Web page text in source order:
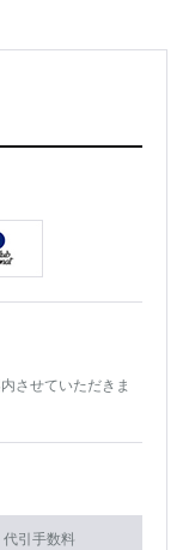
させていただきま
代引手数料